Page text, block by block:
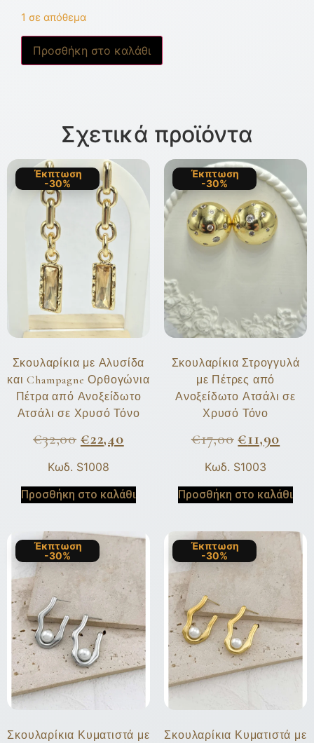
1 σε απόθεμα
Προσθήκη στο καλάθι
Σχετικά προϊόντα
Έκπτωση
-30%
Σκουλαρίκια με Αλυσίδα
και Champagne Ορθογώνια
Πέτρα από Ανοξείδωτο
Ατσάλι σε Χρυσό Τόνο
€32,00 €22,40
Κωδ. S1008
Προσθήκη στο καλάθι
Έκπτωση
-30%
Σκουλαρίκια Στρογγυλά
με Πέτρες από
Ανοξείδωτο Ατσάλι σε
Χρυσό Τόνο
€17,00 €11,90
Κωδ. S1003
Προσθήκη στο καλάθι
Έκπτωση
-30%
Σκουλαρίκια Κυματιστά με
Έκπτωση
-30%
Σκουλαρίκια Κυματιστά με